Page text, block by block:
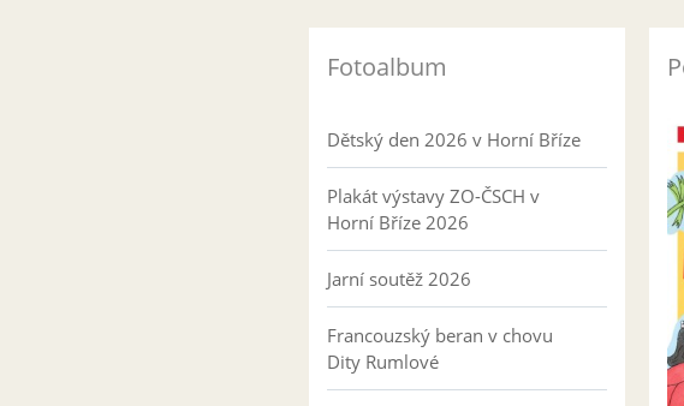
Fotoalbum
Dětský den 2026 v Horní Bříze
Plakát výstavy ZO-ČSCH v
Horní Bříze 2026
Jarní soutěž 2026
Francouzský beran v chovu
Dity Rumlové